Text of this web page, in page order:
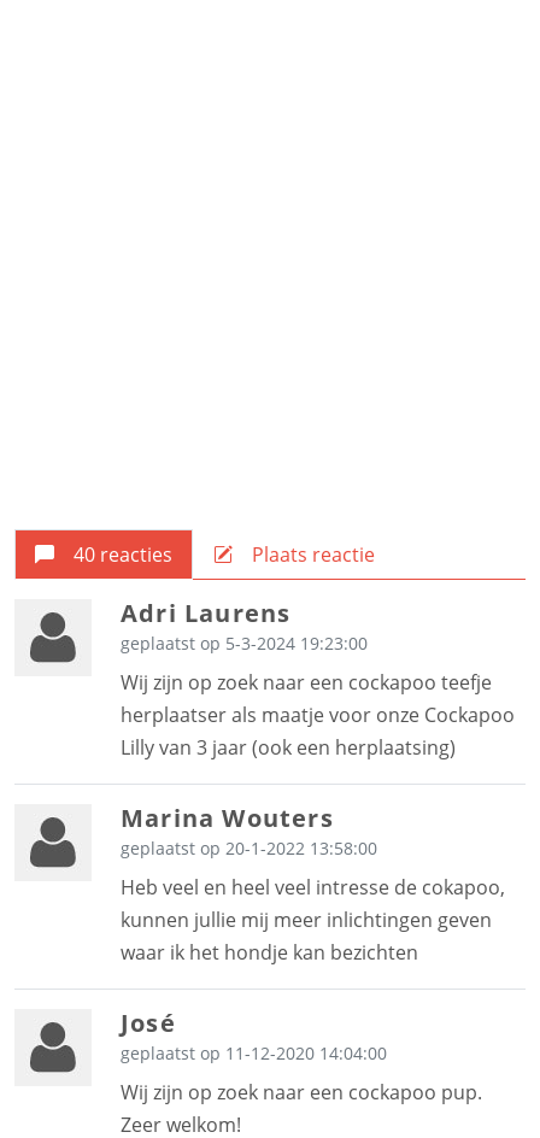
40 reacties Plaats reactie
Adri Laurens
geplaatst op 5-3-2024 19:23:00
Wij zijn op zoek naar een cockapoo teefje
herplaatser als maatje voor onze Cockapoo
Lilly van 3 jaar (ook een herplaatsing)
Marina Wouters
geplaatst op 20-1-2022 13:58:00
Heb veel en heel veel intresse de cokapoo,
kunnen jullie mij meer inlichtingen geven
waar ik het hondje kan bezichten
José
geplaatst op 11-12-2020 14:04:00
Wij zijn op zoek naar een cockapoo pup.
Zeer welkom!